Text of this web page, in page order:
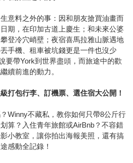
意料之外的事：因和朋友搶買油畫而
期，在印加古道上慶生；和未來公婆
登冷穴峭壁；夜宿喜馬拉雅山脈遇地
手機、租車被坑錢更是一件也沒少
要帶York到世界盡頭，而旅途中的歡
續前進的動力。
打包行李、訂機票、選住宿大公開！
Winny不藏私，教你如何只帶8公斤行
算？入住青年旅館或AirBnb？不容錯
小教室，讓你拍出海報美照，還有搞
感動全記錄！